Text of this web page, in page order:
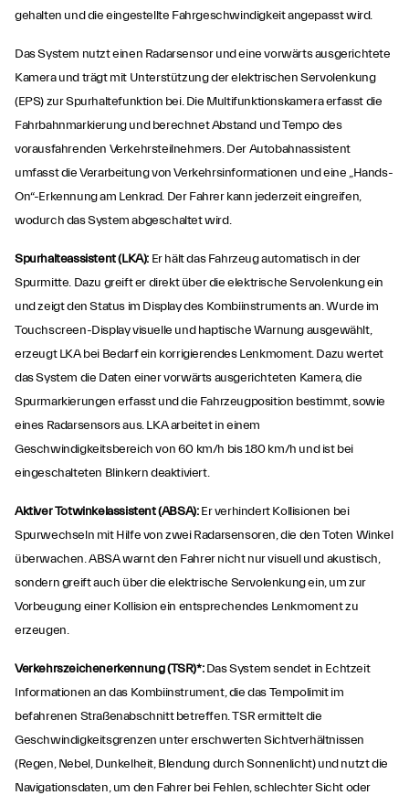
gehalten und die eingestellte Fahrgeschwindigkeit angepasst wird.
Das System nutzt einen Radarsensor und eine vorwärts ausgerichtete
Kamera und trägt mit Unterstützung der elektrischen Servolenkung
(EPS) zur Spurhaltefunktion bei. Die Multifunktionskamera erfasst die
Fahrbahnmarkierung und berechnet Abstand und Tempo des
vorausfahrenden Verkehrsteilnehmers. Der Autobahnassistent
umfasst die Verarbeitung von Verkehrsinformationen und eine „Hands-
On“-Erkennung am Lenkrad. Der Fahrer kann jederzeit eingreifen,
wodurch das System abgeschaltet wird.
Spurhalteassistent (LKA): Er hält das Fahrzeug automatisch in der
Spurmitte. Dazu greift er direkt über die elektrische Servolenkung ein
und zeigt den Status im Display des Kombiinstruments an. Wurde im
Touchscreen-Display visuelle und haptische Warnung ausgewählt,
erzeugt LKA bei Bedarf ein korrigierendes Lenkmoment. Dazu wertet
das System die Daten einer vorwärts ausgerichteten Kamera, die
Spurmarkierungen erfasst und die Fahrzeugposition bestimmt, sowie
eines Radarsensors aus. LKA arbeitet in einem
Geschwindigkeitsbereich von 60 km/h bis 180 km/h und ist bei
eingeschalteten Blinkern deaktiviert.
Aktiver Totwinkelassistent (ABSA):Er verhindert Kollisionen bei
Spurwechseln mit Hilfe von zwei Radarsensoren, die den Toten Winkel
überwachen. ABSA warnt den Fahrer nicht nur visuell und akustisch,
sondern greift auch über die elektrische Servolenkung ein, um zur
Vorbeugung einer Kollision ein entsprechendes Lenkmoment zu
erzeugen.
Verkehrszeichenerkennung (TSR)*:Das System sendet in Echtzeit
Informationen an das Kombiinstrument, die das Tempolimit im
befahrenen Straßenabschnitt betreffen. TSR ermittelt die
Geschwindigkeitsgrenzen unter erschwerten Sichtverhältnissen
(Regen, Nebel, Dunkelheit, Blendung durch Sonnenlicht) und nutzt die
Navigationsdaten, um den Fahrer bei Fehlen, schlechter Sicht oder